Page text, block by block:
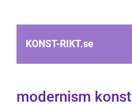
KONST-RIKT.se
modernism konst